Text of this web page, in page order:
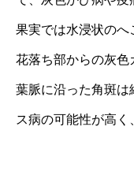
果実では水浸状のへ
花落ち部からの灰色
葉脈に沿った角斑は
ス病の可能性が高く